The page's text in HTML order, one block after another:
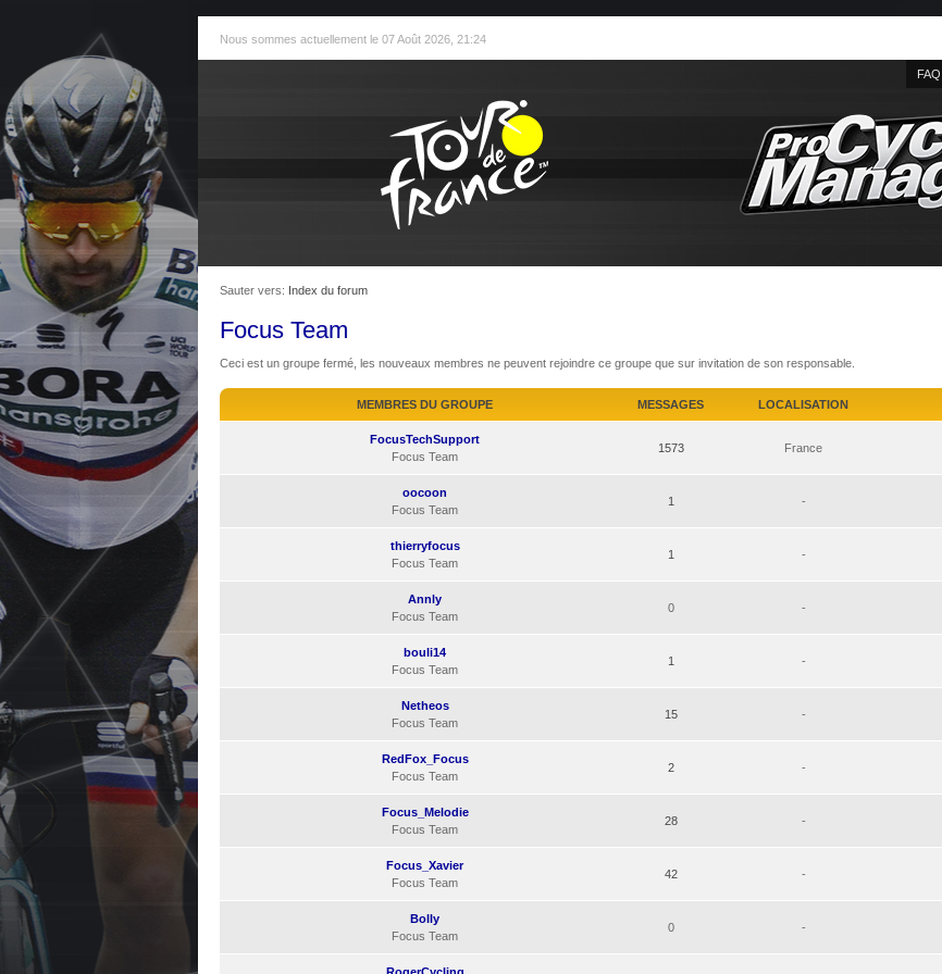
Nous sommes actuellement le 07 Août 2026, 21:24
FAQ
Sauter vers: Index du forum
Focus Team
Ceci est un groupe fermé, les nouveaux membres ne peuvent rejoindre ce groupe que sur invitation de son responsable.
MEMBRES DU GROUPE MESSAGES LOCALISATION
FocusTechSupport
Focus Team
1573 France
oocoon
Focus Team
1 -
thierryfocus
Focus Team
1 -
Annly
Focus Team
0 -
bouli14
Focus Team
1 -
Netheos
Focus Team
15 -
RedFox_Focus
Focus Team
2 -
Focus_Melodie
Focus Team
28 -
Focus_Xavier
Focus Team
42 -
Bolly
Focus Team
0 -